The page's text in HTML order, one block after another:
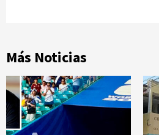
Más Noticias